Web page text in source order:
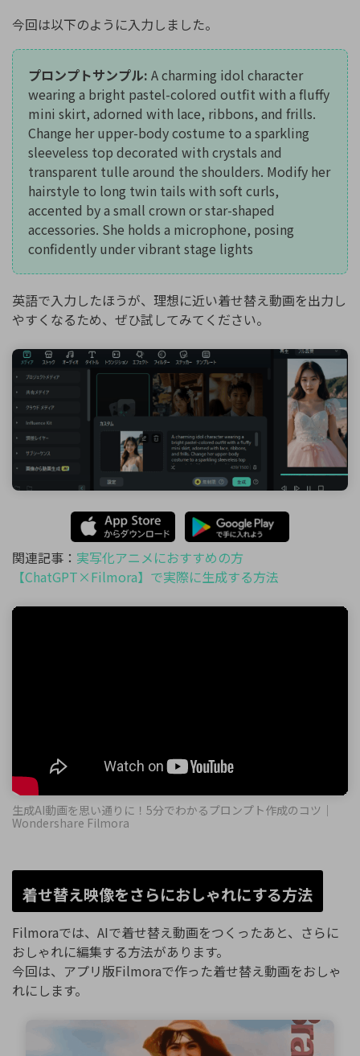
今回は以下のように入力しました。
プロンプトサンプル: A charming idol character
wearing a bright pastel-colored outfit with a fluffy
mini skirt, adorned with lace, ribbons, and frills.
Change her upper-body costume to a sparkling
sleeveless top decorated with crystals and
transparent tulle around the shoulders. Modify her
hairstyle to long twin tails with soft curls,
accented by a small crown or star-shaped
accessories. She holds a microphone, posing
confidently under vibrant stage lights
英語で入力したほうが、理想に近い着せ替え動画を出力し
やすくなるため、ぜひ試してみてください。
関連記事： 実写化アニメにおすすめの方
【ChatGPT×Filmora】で実際に生成する方法
生成AI動画を思い通りに！5分でわかるプロンプト作成のコツ｜
Wondershare Filmora
着せ替え映像をさらにおしゃれにする方法
Filmoraでは、AIで着せ替え動画をつくったあと、さらに
おしゃれに編集する方法があります。
今回は、アプリ版Filmoraで作った着せ替え動画をおしゃ
れにします。